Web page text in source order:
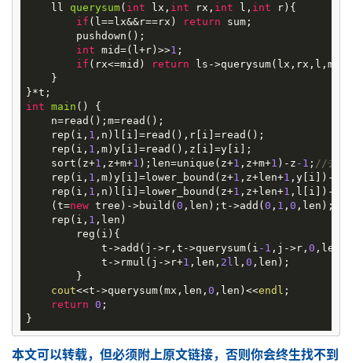
ll querysum( int lx, int rx, int l, int r) {
if (l==lx&&r==rx) return sum;
        pushdown();
int mid=(l+r)>>1 ;
if (rx<=mid) return ls-
    }
int main ()
{
    n=read();m=read();
    rep(i,
1 ,n)l[i]=read(),r[i]=read();
    rep(i,
1 ,m)y[i]=read(),z[i]=y[i];
    sort(z+
1 ,z+m+1 );len=unique(z+1 ,z+m+1 )-z -1 ; //去重
    rep(i,
1 ,m)y[i]=lower_bound(z+1 ,z+len+1 ,y[i])-
    rep(i,
1 ,n)l[i]=lower_bound(z+1 ,z+len+1 ,l[i])-
    (t=
new tree)->build(0 ,len);t->add(0 , 1 , 0 ,len);
    rep(i,
1 ,len)
            t->add(j->r,t->querysum(i
-1 ,j->r, 0 ,len),
            t->rmul(j->r+
1 ,len, 2l l, 0 ,len);
        }
cout<<t->querysum(mx,len, 0 ,len)<<endl ;
return 0 ;
本文可以转载，但必须附上原文链接，否则你会终生找不到